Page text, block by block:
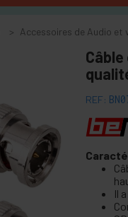
Accessoires de Audio et
Câble
REF:
Il